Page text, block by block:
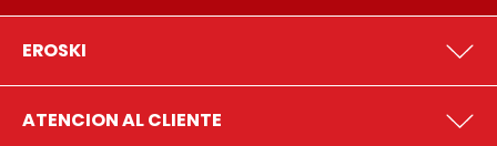
EROSKI
ATENCION AL CLIENTE